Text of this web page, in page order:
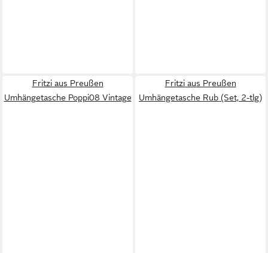
Fritzi aus Preußen
Umhängetasche Poppi08 Vintage
Fritzi aus Preußen
Umhängetasche Rub (Set, 2-tlg)